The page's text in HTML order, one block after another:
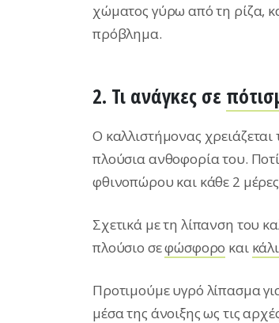
χώματος γύρω από τη ρίζα,
πρόβλημα.
2. Τι ανάγκες σε
Ο καλλιστήμονας
πλούσια ανθοφορία του.
φθινοπώρου και κάθε 2
Σχετικά με τη λίπανση του
πλούσιο σεφώσφορο και
Προτιμούμε υγρό λίπασμα
μέσα της άνοιξης ως τις